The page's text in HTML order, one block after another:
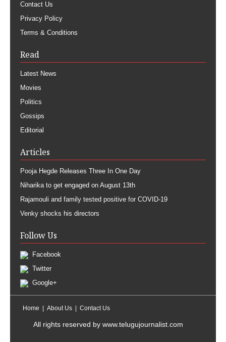
Contact Us
Privacy Policy
Terms & Conditions
Read
Latest News
Movies
Politics
Gossips
Editorial
Articles
Pooja Hegde Releases Three In One Day
Niharika to get engaged on August 13th
Rajamouli and family tested positive for COVID-19
Venky shocks his directors
Follow Us
Facebook
Twitter
Google+
Home About Us Contact Us
All rights reserved by www.telugujournalist.com